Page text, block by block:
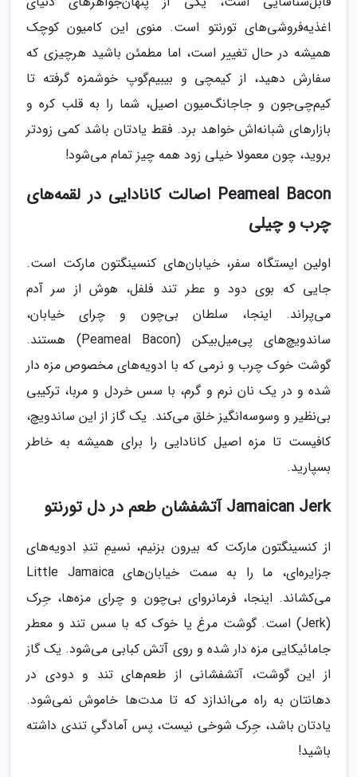
اغذیه‌فروشی‌های تورنتو است. منوی این کامیون کوچک
همیشه در حال تغییر است، اما مطمئن باشید هرچیزی که
سفارش دهید، از کیمچی و بیبیم‌گوپ خوشمزه گرفته تا
کیم‌چی‌جون و جاجانگ‌میون اصیل، شما را به قلب کره و
بازارهای شبانه‌اش خواهد برد. فقط یادتان باشد کمی زودتر
بروید، چون معمولا خیلی زود همه چیز تمام می‌شود!
Peameal Bacon اصالت کانادایی در لقمه‌های
چرب و چیلی
اولین ایستگاه سفر، خیابان‌های کنسینگتون مارکت است.
جایی که بوی دود و عطر تند فلفل، هوش از سر آدم
می‌پراند. اینجا، سلطان بی‌چون و چرای خیابان،
ساندویچ‌های پی‌میل‌بیکن (Peameal Bacon) هستند.
گوشت خوک چرب و نرمی که با ادویه‌های مخصوص مزه دار
شده و در یک نان نرم و گرم، با سس خردل و مربا، ترکیبی
بی‌نظیر و وسوسه‌انگیز خلق می‌کند. یک گاز از این ساندویچ،
کافیست تا مزه اصیل کانادایی را برای همیشه به خاطر
بسپارید.
Jamaican Jerk آتشفشان طعم در دل تورنتو
از کنسینگتون مارکت که بیرون بزنیم، نسیمِ تندِ ادویه‌های
جزایره‌ای، ما را به سمت خیابان‌های Little Jamaica
می‌کشاند. اینجا، فرمانروای بی‌چون و چرای مزه‌ها، جِرک
(Jerk) است. گوشت مرغ یا خوک که با سس تند و معطر
جامائیکایی مزه دار شده و روی آتش کبابی می‌شود. یک گاز
از این گوشت، آتشفشانی از طعم‌های تند و دودی در
دهانتان به راه می‌اندازد که تا مدت‌ها خاموش نمی‌شود.
یادتان باشد، جِرک شوخی نیست، پس آمادگیِ تندی داشته
باشید!